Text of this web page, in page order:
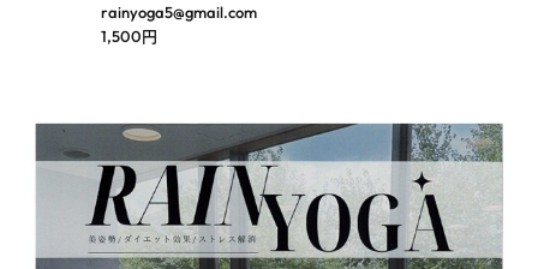
rainyoga5@gmail.com
1,500円